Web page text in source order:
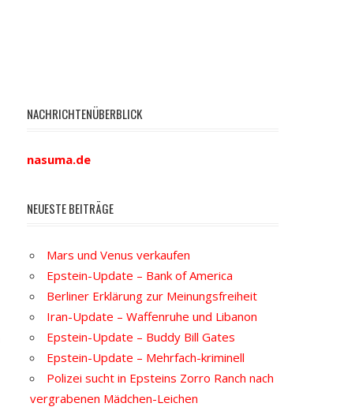
NACHRICHTENÜBERBLICK
nasuma.de
NEUESTE BEITRÄGE
Mars und Venus verkaufen
Epstein-Update – Bank of America
Berliner Erklärung zur Meinungsfreiheit
Iran-Update – Waffenruhe und Libanon
Epstein-Update – Buddy Bill Gates
Epstein-Update – Mehrfach-kriminell
Polizei sucht in Epsteins Zorro Ranch nach
vergrabenen Mädchen-Leichen